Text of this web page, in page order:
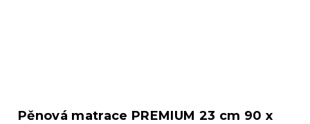
Pěnová matrace PREMIUM 23 cm 90 x